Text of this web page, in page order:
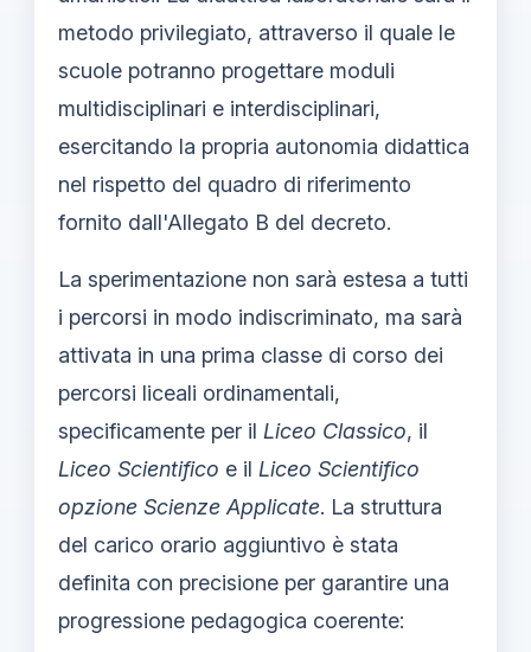
metodo privilegiato, attraverso il quale le
scuole potranno progettare moduli
multidisciplinari e interdisciplinari,
esercitando la propria autonomia didattica
nel rispetto del quadro di riferimento
fornito dall'Allegato B del decreto.
La sperimentazione non sarà estesa a tutti
i percorsi in modo indiscriminato, ma sarà
attivata in una prima classe di corso dei
percorsi liceali ordinamentali,
specificamente per il Liceo Classico, il
Liceo Scientifico e il Liceo Scientifico
opzione Scienze Applicate. La struttura
del carico orario aggiuntivo è stata
definita con precisione per garantire una
progressione pedagogica coerente: